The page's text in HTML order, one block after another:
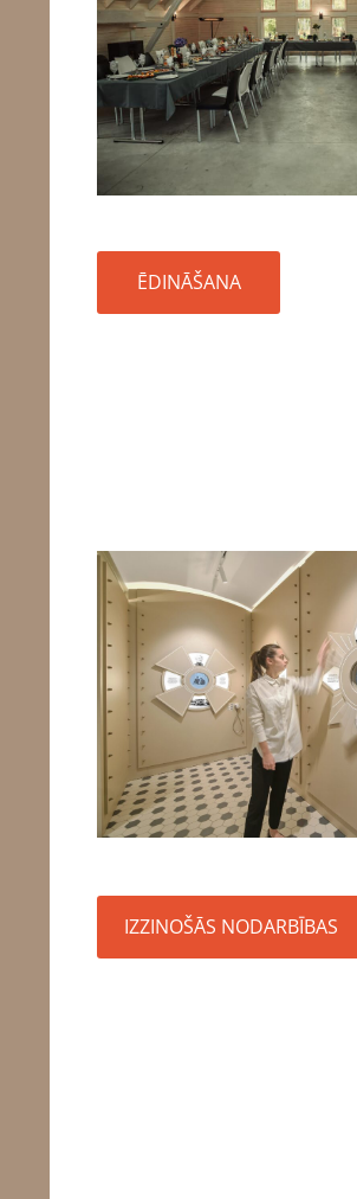
ĒDINĀŠANA
IZZINOŠĀS NODARBĪBAS